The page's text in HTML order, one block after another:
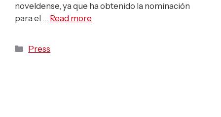
noveldense, ya que ha obtenido la nominación
para el … Read more
Categories
Press